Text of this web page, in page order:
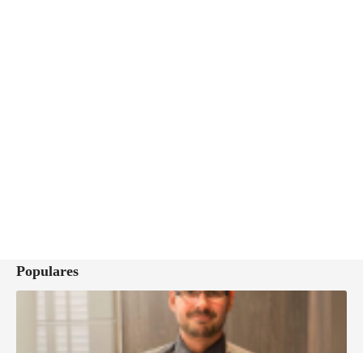
Populares